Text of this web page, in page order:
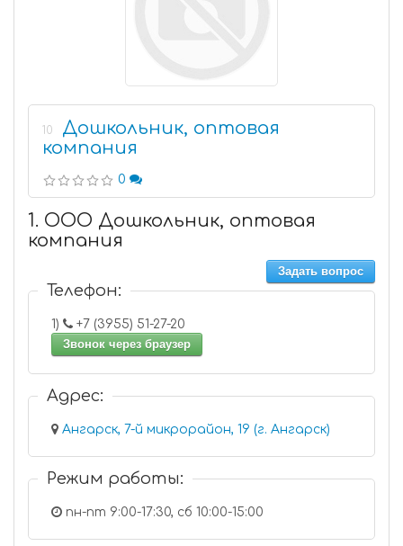
10
Дошкольник, оптовая
компания
0
1. ООО Дошкольник, оптовая
компания
Задать вопрос
Телефон:
1)
+7 (3955) 51-27-20
Звонок через браузер
Адрес:
Ангарск, 7-й микрорайон, 19 (г. Ангарск)
Режим работы:
пн-пт 9:00-17:30, сб 10:00-15:00